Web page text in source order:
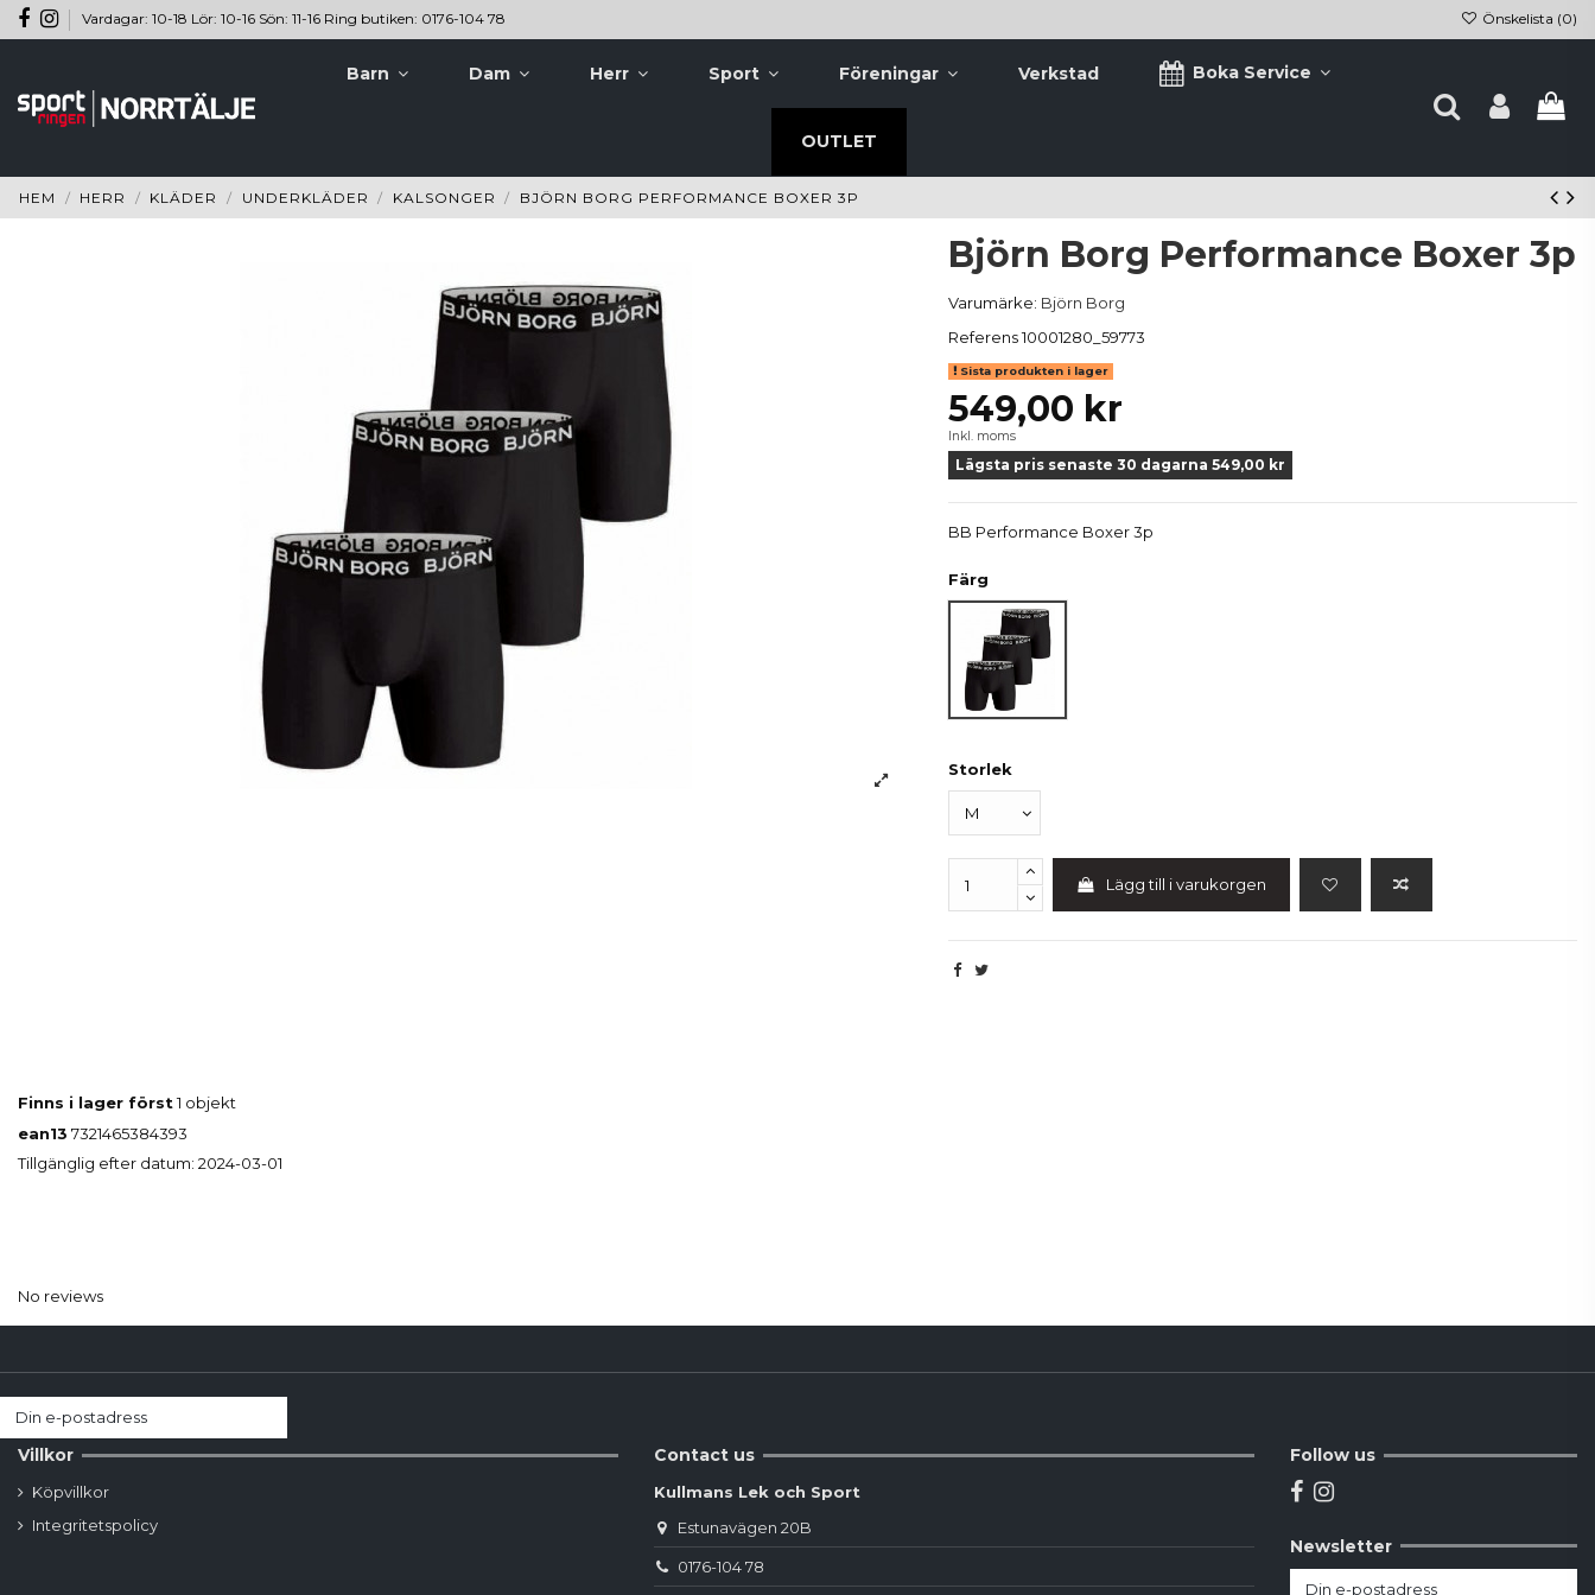
Vardagar: 10-18 Lör: 10-16 Sön: 11-16 Ring butiken: 0176-104 78 Önskelista (0)
Barn Dam Herr Sport Föreningar Verkstad Boka Service
OUTLET
HEM HERR KLÄDER UNDERKLÄDER KALSONGER BJÖRN BORG PERFORMANCE BOXER 3P
Björn Borg Performance Boxer 3p
Varumärke: Björn Borg
Referens10001280_59773
Sista produkten i lager
549,00 kr
Inkl. moms
Lägsta pris senaste 30 dagarna 549,00 kr
BB Performance Boxer 3p
Färg
Svart
Storlek
Lägg till i varukorgen
Finns i lager först1 objekt
ean13 7321465384393
Tillgänglig efter datum: 2024-03-01
No reviews
Villkor
Köpvillkor
Integritetspolicy
Contact us
Kullmans Lek och Sport
Estunavägen 20B
0176-104 78
Follow us
Newsletter